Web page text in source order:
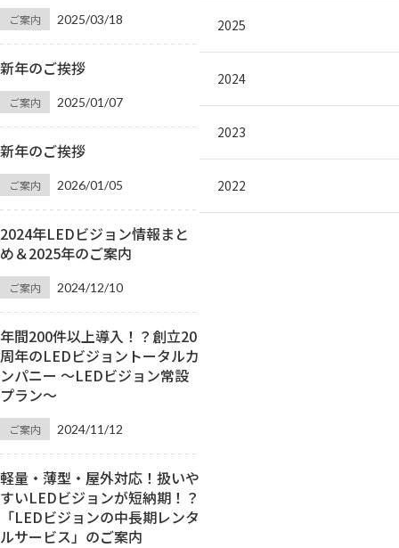
ご案内 2025/03/18
新年のご挨拶
ご案内 2025/01/07
新年のご挨拶
ご案内 2026/01/05
2024年LEDビジョン情報まと
め＆2025年のご案内
ご案内 2024/12/10
年間200件以上導入！？創立20
周年のLEDビジョントータルカ
ンパニー ～LEDビジョン常設
プラン～
ご案内 2024/11/12
軽量・薄型・屋外対応！扱いや
すいLEDビジョンが短納期！？
「LEDビジョンの中長期レンタ
ルサービス」のご案内
2025
2024
2023
2022